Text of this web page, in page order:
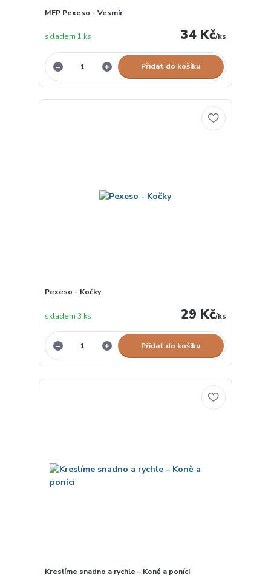
MFP Pexeso - Vesmír
34 Kč/ks
skladem 1 ks
Přidat do košíku
Pexeso - Kočky
29 Kč/ks
skladem 3 ks
Přidat do košíku
Kreslíme snadno a rychle – Koně a poníci